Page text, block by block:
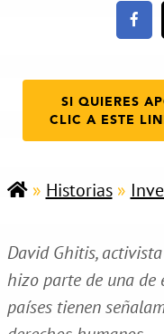
SI QUIERES
CLIC A ESTE
» Historias»
David Ghitis,
hizo parte de una de
países tienen